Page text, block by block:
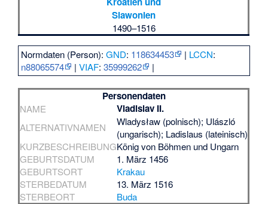
Slawonien
1490–1516
Normdaten (Person):GND: 118634453 | LCCN:
n88065574
|VIAF:35999262 |
Personendaten
NAME Vladislav II.
ALTERNATIVNAMEN
Wladysław (polnisch); Ulászló
(ungarisch); Ladislaus (lateinisch)
KURZBESCHREIBUNGKönig von Böhmen und Ungarn
GEBURTSDATUM
1. März 1456
GEBURTSORT
Krakau
STERBEDATUM
13. März 1516
STERBEORT
Buda